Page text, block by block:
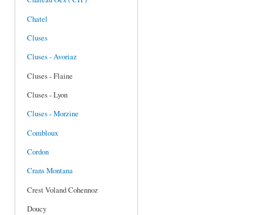
Chatel
Cluses
Cluses - Avoriaz
Cluses - Flaine
Cluses - Lyon
Cluses - Morzine
Combloux
Cordon
Crans Montana
Crest Voland Cohennoz
Doucy